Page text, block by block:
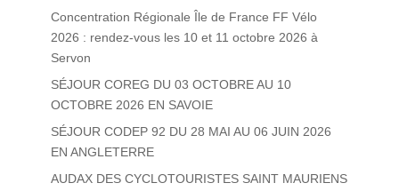
Concentration Régionale Île de France FF Vélo
2026 : rendez-vous les 10 et 11 octobre 2026 à
Servon
SÉJOUR COREG DU 03 OCTOBRE AU 10
OCTOBRE 2026 EN SAVOIE
SÉJOUR CODEP 92 DU 28 MAI AU 06 JUIN 2026
EN ANGLETERRE
AUDAX DES CYCLOTOURISTES SAINT MAURIENS